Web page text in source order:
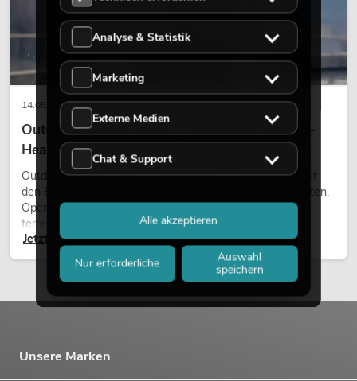
14.05.2026
Outdoor Moving-Heads: Wetterfeste Moving-
Heads bei Events
Outdoor Moving-Heads sind bewegliche Scheinwerfer für
den Einsatz im Freien. Sie werden bei Festivals, Stadtfesten,
Open-Air-Konzerten, Architekturinszenierungen und
temporären Außeninstallationen eingesetzt.
Jetzt lesen
Unsere Marken
Analyse & Statistik
Marketing
Externe Medien
Chat & Support
Nur erforderliche
Auswahl
speichern
Alle akzeptieren